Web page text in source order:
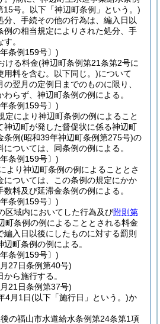
号。以下「神辺町条例」という。)
分、手続その他の行為は、編入日以
例の相当規定によりされた処分、手
。
条例159号〕)
ける料金(神辺町条例第21条第2号に
用料を含む。以下同じ。)について
翌月の定例日までのものに限り、
らず、神辺町条例の例による。
条例159号〕)
定により神辺町条例の例によること
神辺町が発した督促状に係る神辺町
条例(昭和39年神辺町条例第275号)の
ついては、同条例の例による。
条例159号〕)
より神辺町条例の例によることとさ
については、この条例の規定にかか
料及び延滞金条例の例による。
条例159号〕)
区域内においてした行為及び附則第
町条例の例によることとされる料金
入日以後にしたものに対する罰則
町条例の例による。
条例159号〕)
27日条例第40号)
ら施行する。
21日条例第37号)
4月1日(以下「施行日」という。)か
の福山市水道給水条例第24条第1項